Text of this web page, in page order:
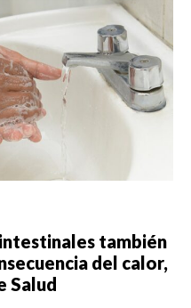
también
del calor,
Salud